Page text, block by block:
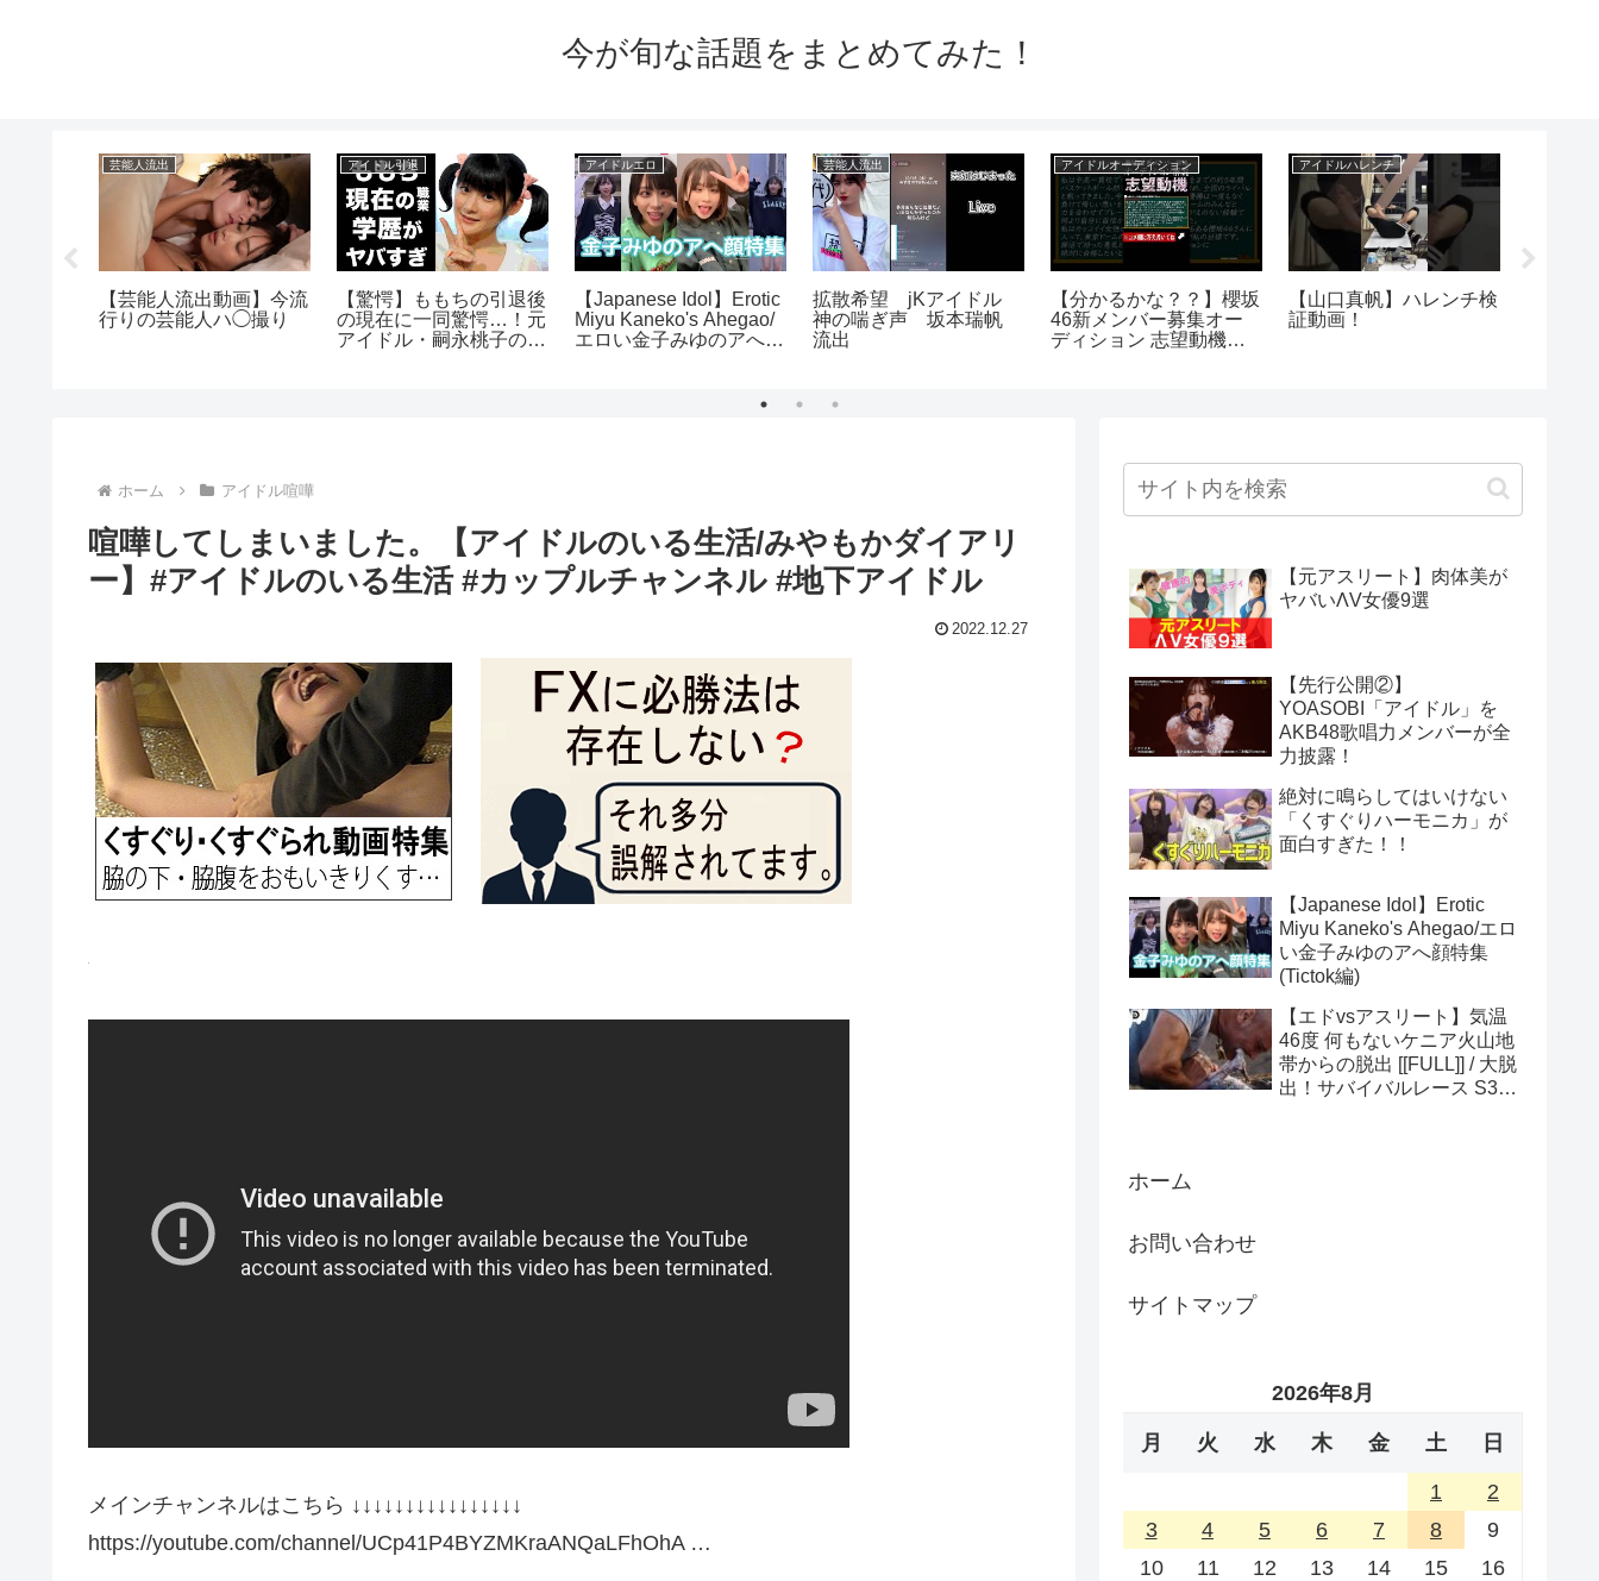
今が旬な話題をまとめてみた！
芸能人流出
【芸能人流出動画】今流
行りの芸能人ハ◯撮り
アイドル引退
【驚愕】ももちの引退後
の現在に一同驚愕…！元
アイドル・嗣永桃子のま
アイドルエロ
【Japanese Idol】Erotic
Miyu Kaneko's Ahegao/
エロい金子みゆのアへ顔
芸能人流出
拡散希望 jKアイドル
神の喘ぎ声 坂本瑞帆
流出
アイドルオーディション
【分かるかな？？】櫻坂
46新メンバー募集オー
ディション 志望動機の
アイドルハレンチ
【山口真帆】ハレンチ検
証動画！
ホーム アイドル喧嘩
喧嘩してしまいました。【アイドルのいる生活/みやもかダイアリ
ー】#アイドルのいる生活 #カップルチャンネル #地下アイドル
2022.12.27
メインチャンネルはこちら ↓↓↓↓↓↓↓↓↓↓↓↓↓↓↓↓
https://youtube.com/channel/UCp41P4BYZMKraANQaLFhOhA …
【元アスリート】肉体美が
ヤバいΛV女優9選
【先行公開②】
YOASOBI「アイドル」を
AKB48歌唱力メンバーが全
力披露！
絶対に鳴らしてはいけない
「くすぐりハーモニカ」が
面白すぎた！！
【Japanese Idol】Erotic
Miyu Kaneko's Ahegao/エロ
い金子みゆのアへ顔特集
(Tictok編)
【エドvsアスリート】気温
46度 何もないケニア火山地
帯からの脱出 [[FULL]] / 大脱
出！サバイバルレース S3
ホーム
お問い合わせ
サイトマップ
2026年8月
月 火 水 木 金 土 日
1
2
3
4 5 6 7 8
9
10
11 12 13 14 15
16